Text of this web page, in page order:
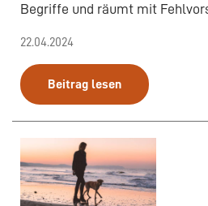
Begriffe und räumt mit
22.04.2024
Beitrag lesen